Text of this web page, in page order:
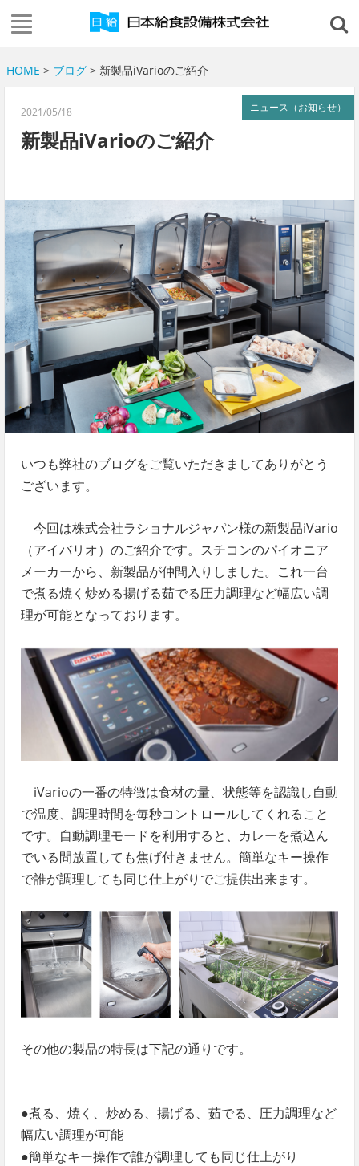
HOME > ブログ> 新製品iVarioのご紹介
ニュース（お知らせ）
2021/05/18
新製品iVarioのご紹介
いつも弊社のブログをご覧いただきましてありがとう
ございます。
今回は株式会社ラショナルジャパン様の新製品iVario
（アイバリオ）のご紹介です。スチコンのパイオニア
メーカーから、新製品が仲間入りしました。これ一台
で煮る焼く炒める揚げる茹でる圧力調理など幅広い調
理が可能となっております。
iVarioの一番の特徴は食材の量、状態等を認識し自動
で温度、調理時間を毎秒コントロールしてくれること
です。自動調理モードを利用すると、カレーを煮込ん
でいる間放置しても焦げ付きません。簡単なキー操作
で誰が調理しても同じ仕上がりでご提供出来ます。
その他の製品の特長は下記の通りです。
●煮る、焼く、炒める、揚げる、茹でる、圧力調理など
幅広い調理が可能
●簡単なキー操作で誰が調理しても同じ仕上がり